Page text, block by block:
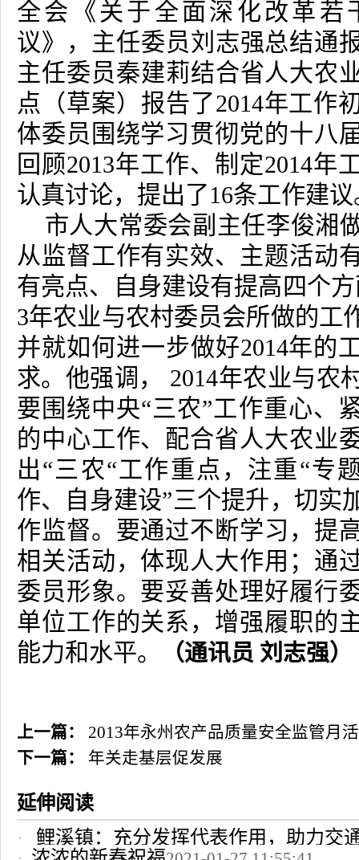
全会《关于全面深化改革若
议》，主任委员刘志强总结通
主任委员秦建莉结合省人大农
点（草案）报告了2014年工作
体委员围绕学习贯彻党的十八
回顾2013年工作、制定2014年
认真讨论，提出了16条工作建议
市人大常委会副主任李俊湘
从监督工作有实效、主题活动
有亮点、自身建设有提高四个
3年农业与农村委员会所做的工
并就如何进一步做好2014年的
求。他强调，
2014年农业与农
要围绕中央“三农”工作重心、
的中心工作、配合省人大农业
出“三农“工作重点，注重“专
作、自身建设”三个提升，切实
作监督。要通过不断学习，提
相关活动，体现人大作用；通
委员形象。要妥善处理好履行
单位工作的关系，增强履职的
能力和水平。
（通讯员 刘志强）
上一篇：
2013年永州农产品质量安全监管月
下一篇：
年关走基层促发展
延伸阅读
鲤溪镇：充分发挥代表作用，助力交